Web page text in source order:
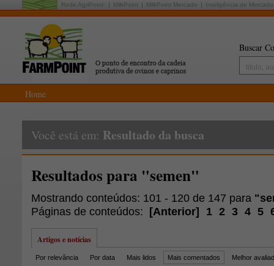
Rede AgriPoint: MilkPoint MilkPoint Mercado Inteligência de Mercado
Buscar
Home
Você está em: Resultado da busca
Resultados para "semen"
Mostrando conteúdos: 101 - 120 de 147 para
Páginas de conteúdos: [Anterior] 1 2 3 4 5
Artigos e notícias
Por relevância Por data Mais lidos Mais comentados Melhor